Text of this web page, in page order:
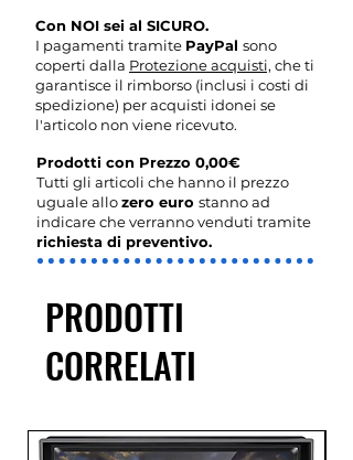
Con NOI sei al SICURO.
I pagamenti tramite PayPal sono
coperti dalla Protezione acquisti, che ti
garantisce il rimborso (inclusi i costi di
spedizione) per acquisti idonei se
l'articolo non viene ricevuto.
Prodotti con Prezzo 0,00€
Tutti gli articoli che hanno il prezzo
uguale allozero euro stanno ad
indicare che verranno venduti tramite
richiesta di preventivo.
PRODOTTI
CORRELATI